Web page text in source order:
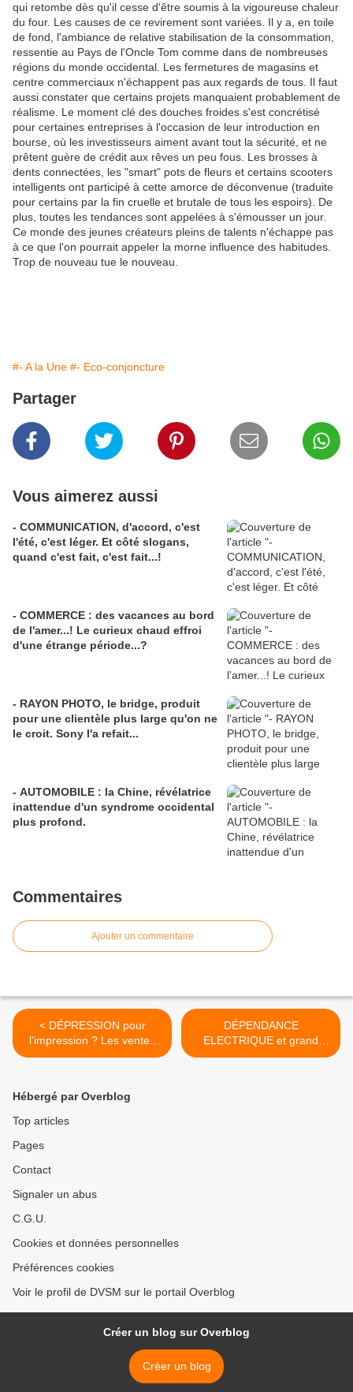
qui retombe dès qu'il cesse d'être soumis à la vigoureuse chaleur
du four. Les causes de ce revirement sont variées. Il y a, en toile
de fond, l'ambiance de relative stabilisation de la consommation,
ressentie au Pays de l'Oncle Tom comme dans de nombreuses
régions du monde occidental. Les fermetures de magasins et
centre commerciaux n'échappent pas aux regards de tous. Il faut
aussi constater que certains projets manquaient probablement de
réalisme. Le moment clé des douches froides s'est concrétisé
pour certaines entreprises à l'occasion de leur introduction en
bourse, où les investisseurs aiment avant tout la sécurité, et ne
prêtent guère de crédit aux rêves un peu fous. Les brosses à
dents connectées, les "smart" pots de fleurs et certains scooters
intelligents ont participé à cette amorce de déconvenue (traduite
pour certains par la fin cruelle et brutale de tous les espoirs). De
plus, toutes les tendances sont appelées à s'émousser un jour.
Ce monde des jeunes créateurs pleins de talents n'échappe pas
à ce que l'on pourrait appeler la morne influence des habitudes.
Trop de nouveau tue le nouveau.
#- A la Une #- Eco-conjoncture
Partager
Vous aimerez aussi
- COMMUNICATION, d'accord, c'est
l'été, c'est léger. Et côté slogans,
quand c'est fait, c'est fait...!
- COMMERCE : des vacances au bord
de l'amer...! Le curieux chaud effroi
d'une étrange période...?
- RAYON PHOTO, le bridge, produit
pour une clientèle plus large qu'on ne
le croit. Sony l'a refait...
- AUTOMOBILE : la Chine, révélatrice
inattendue d'un syndrome occidental
plus profond.
Commentaires
Ajouter un commentaire
< DÉPRESSION pour
l'impression ? Les ventes
mondiales s'émoussent
DÉPENDANCE
ELECTRIQUE et grand
vent, le risque se renforce
Hébergé par Overblog
Top articles
Pages
Contact
Signaler un abus
C.G.U.
Cookies et données personnelles
Préférences cookies
Voir le profil de DVSM sur le portail Overblog
Créer un blog sur Overblog
Créer un blog